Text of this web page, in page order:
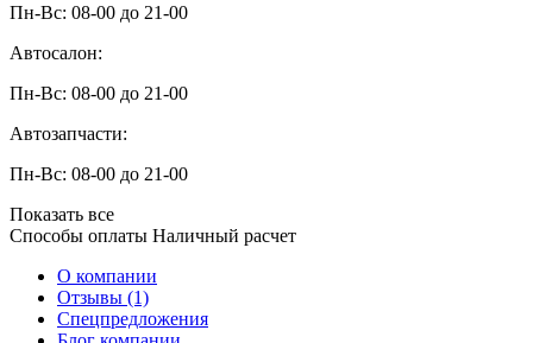
Пн-Вс: 08-00 до 21-00
Автосалон:
Пн-Вс: 08-00 до 21-00
Автозапчасти:
Пн-Вс: 08-00 до 21-00
Показать все
Способы оплаты Наличный расчет
О компании
Отзывы (1)
Спецпредложения